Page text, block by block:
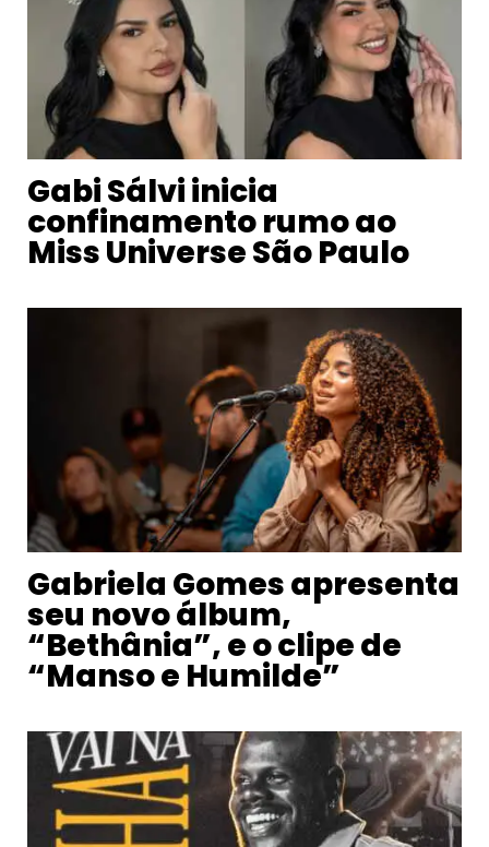
Gabi Sálvi inicia
confinamento rumo ao
Miss Universe São Paulo
Gabriela Gomes apresenta
seu novo álbum,
“Bethânia”, e o clipe de
“Manso e Humilde”